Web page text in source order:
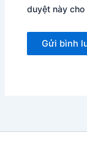
duyệt này cho